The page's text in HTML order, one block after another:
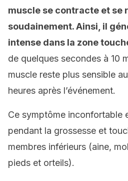
muscle se contracte et se
soudainement. Ainsi, il
intense dans la zone
de quelques secondes à 10
muscle reste plus sensible
heures après l’événement.
Ce symptôme inconfortable
pendant la grossesse et
membres inférieurs (aine,
pieds et orteils).